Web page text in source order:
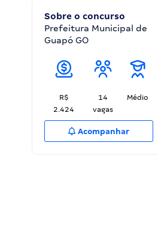
Sobre o concurso
Prefeitura Municipal de
Guapó GO
R$
2.424
14
vagas
Médio
Acompanhar